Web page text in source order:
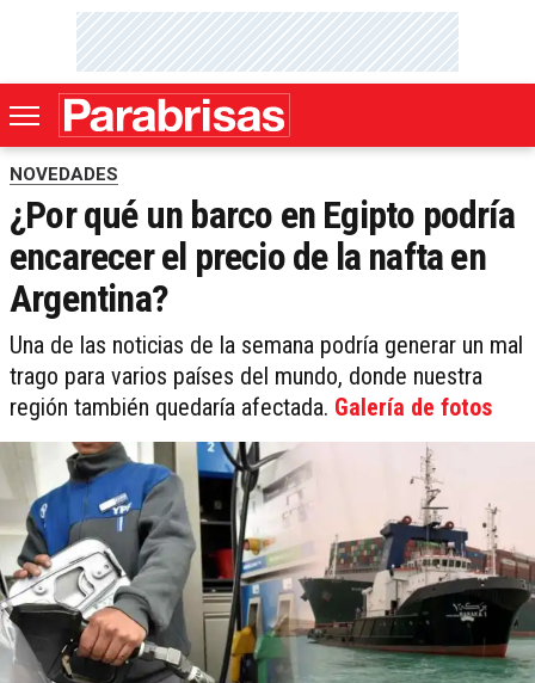
NOVEDADES
¿Por qué un barco en Egipto podría
encarecer el precio de la nafta en
Argentina?
Una de las noticias de la semana podría generar un mal
trago para varios países del mundo, donde nuestra
región también quedaría afectada. Galería de fotos